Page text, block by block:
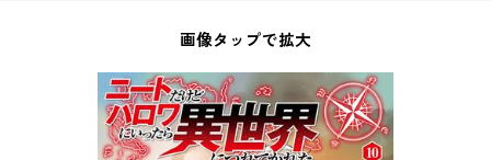
画像タップで拡大